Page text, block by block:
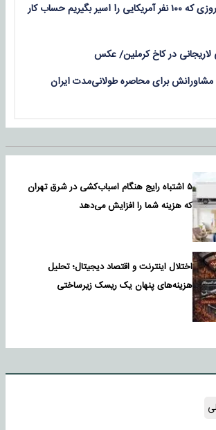
محسن رضایی: روزی که ۱۰۰ نفر آمریکایی را اسیر بگیریم حساب کار
لاریجانی در کاخ کرملین/ عکس
برای محاصره طولانی‌مدت ایران
۵ اشتباه رایج هنگام اسباب‌کشی در شرق تهران
که هزینه شما را افزایش می‌دهد
اختلال اینترنت و اقتصاد دیجیتال؛ تحلیل
هزینه‌های پنهان یک ریسک زیرساختی